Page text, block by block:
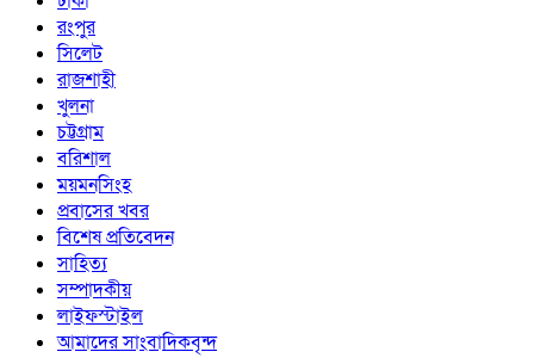
রংপুর
সিলেট
রাজশাহী
খুলনা
চট্টগ্রাম
বরিশাল
ময়মনসিংহ
প্রবাসের খবর
বিশেষ প্রতিবেদন
সাহিত্য
সম্পাদকীয়
লাইফস্টাইল
আমাদের সাংবাদিকবৃন্দ